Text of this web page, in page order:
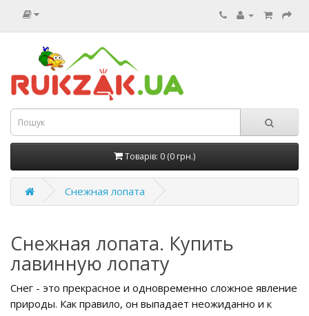
Товарів: 0 (0 грн.)
Снежная лопата
Снежная лопата. Купить
лавинную лопату
Снег - это прекрасное и одновременно сложное явление
природы. Как правило, он выпадает неожиданно и к